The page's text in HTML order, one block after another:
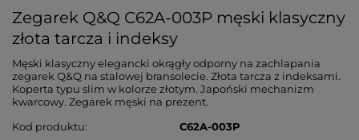
Zegarek Q&Q C62A-003P męski klasyczny
złota tarcza i indeksy
Męski klasyczny elegancki okrągły odporny na zachlapania
zegarek Q&Q na stalowej bransolecie. Złota tarcza z indeksami.
Koperta typu slim w kolorze złotym. Japoński mechanizm
kwarcowy. Zegarek męski na prezent.
Kod produktu
C62A-003P